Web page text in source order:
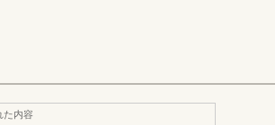
た内容